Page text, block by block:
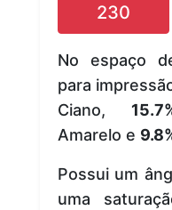
230
No espaço
para
Ciano,
Amarelo e
Possui um
uma